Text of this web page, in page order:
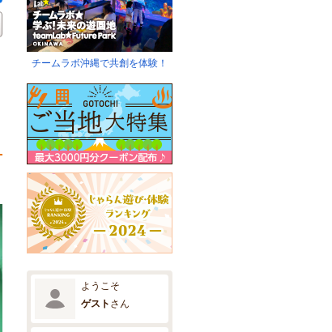
チームラボ沖縄で共創を体験！
ようこそ
ゲスト さん